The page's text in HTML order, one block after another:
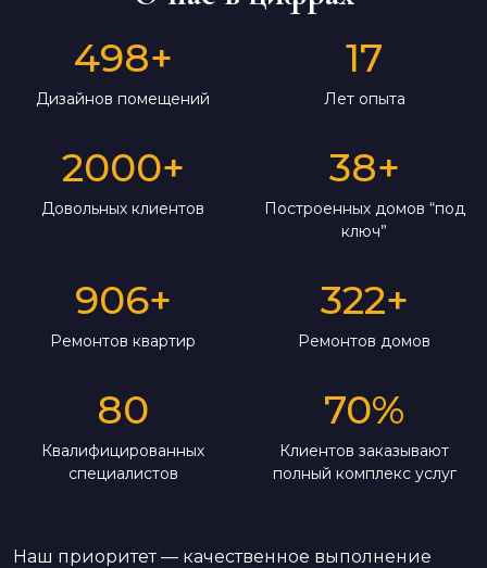
498+
Дизайнов помещений
17
Лет опыта
2000+
Довольных клиентов
38+
Построенных домов “под
ключ”
906+
Ремонтов квартир
322+
Ремонтов домов
80
Квалифицированных
специалистов
70%
Клиентов заказывают
полный комплекс услуг
Наш приоритет — качественное выполнение